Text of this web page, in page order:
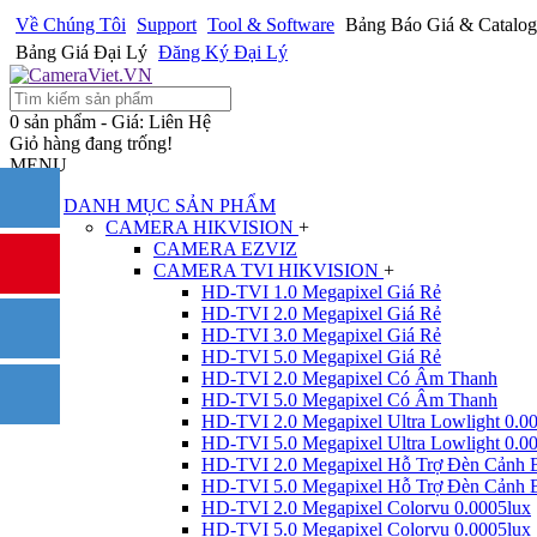
Về Chúng Tôi Support Tool & Software Bảng Báo Giá & Catalog
Bảng Giá Đại Lý Đăng Ký Đại Lý
0 sản phẩm - Giá: Liên Hệ
Giỏ hàng đang trống!
MENU
DANH MỤC SẢN PHẨM
CAMERA HIKVISION +
CAMERA EZVIZ
CAMERA TVI HIKVISION +
HD-TVI 1.0 Megapixel Giá Rẻ
HD-TVI 2.0 Megapixel Giá Rẻ
HD-TVI 3.0 Megapixel Giá Rẻ
HD-TVI 5.0 Megapixel Giá Rẻ
HD-TVI 2.0 Megapixel Có Âm Thanh
HD-TVI 5.0 Megapixel Có Âm Thanh
HD-TVI 2.0 Megapixel Ultra Lowlight
HD-TVI 5.0 Megapixel Ultra Lowlight
HD-TVI 2.0 Megapixel Hỗ Trợ Đèn Cảnh
HD-TVI 5.0 Megapixel Hỗ Trợ Đèn Cảnh
HD-TVI 2.0 Megapixel Colorvu 0.0005lux
HD-TVI 5.0 Megapixel Colorvu 0.0005lux